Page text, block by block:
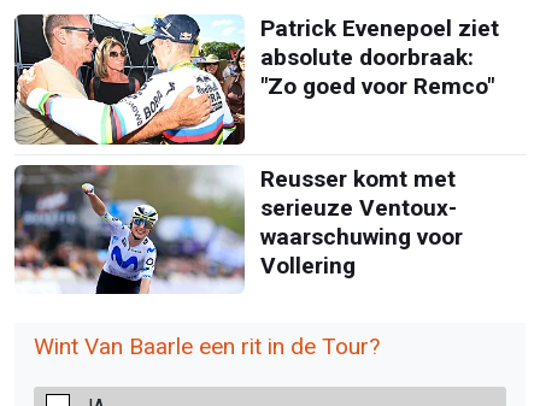
Patrick Evenepoel ziet
absolute doorbraak:
"Zo goed voor Remco"
Reusser komt met
serieuze Ventoux-
waarschuwing voor
Vollering
Wint Van Baarle een rit in de Tour?